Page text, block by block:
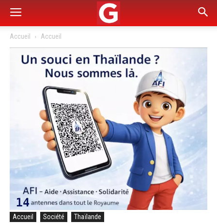
Accueil Accueil
Accueil Société Thaïlande